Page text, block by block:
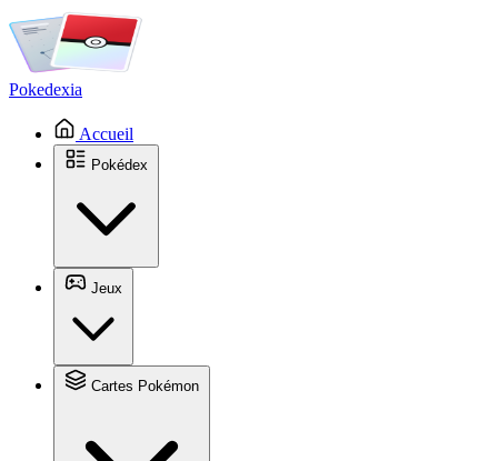
Pokedexia
Accueil